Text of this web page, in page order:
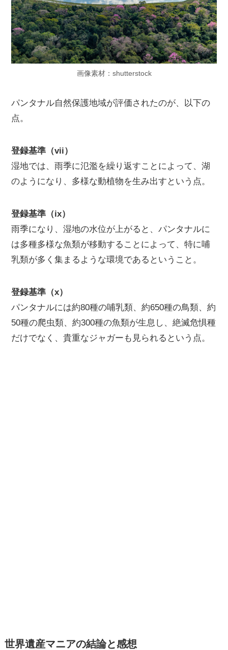
画像素材：shutterstock
パンタナル自然保護地域が評価されたのが、以下の
点。
登録基準（vii）
湿地では、雨季に氾濫を繰り返すことによって、湖
のようになり、多様な動植物を生み出すという点。
登録基準（ix）
雨季になり、湿地の水位が上がると、パンタナルに
は多種多様な魚類が移動することによって、特に哺
乳類が多く集まるような環境であるということ。
登録基準（x）
パンタナルには約80種の哺乳類、約650種の鳥類、約
50種の爬虫類、約300種の魚類が生息し、絶滅危惧種
だけでなく、貴重なジャガーも見られるという点。
世界遺産マニアの結論と感想